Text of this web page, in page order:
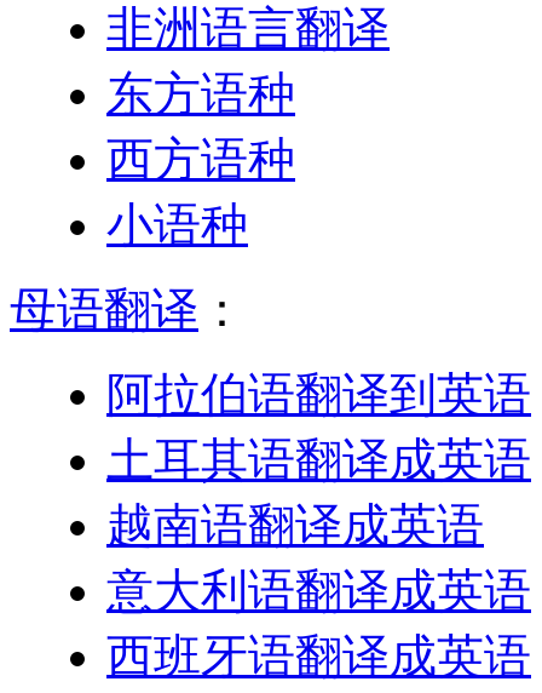
非洲语言翻译
东方语种
西方语种
小语种
母语翻译 ：
阿拉伯语翻译到英语
土耳其语翻译成英语
越南语翻译成英语
意大利语翻译成英语
西班牙语翻译成英语